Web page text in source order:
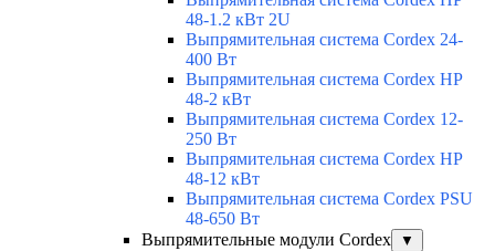
48-1.2 кВт 2U
Выпрямительная система Cordex 24-
400 Вт
Выпрямительная система Cordex HP
48-2 кВт
Выпрямительная система Cordex 12-
250 Вт
Выпрямительная система Cordex HP
48-12 кВт
Выпрямительная система Cordex PSU
48-650 Вт
Выпрямительные модули Cordex
▼